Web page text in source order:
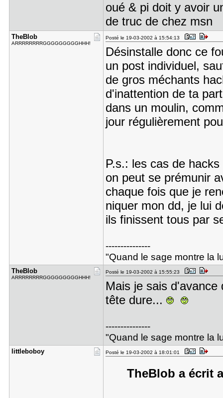
oué & pi doit y avoir
de truc de chez msn
TheBlob
ARRRRRRRRGGGGGGGGGHHH!
Posté le 19-03-2002 à 15:54:13
Désinstalle donc ce
un post individuel,
de gros méchants
d'inattention de ta
dans un moulin,
jour régulièrement
P.s.: les cas de
on peut se prémunir
chaque fois que je
niquer mon dd, je lui
ils finissent tous par
---------------
"Quand le sage montre la
TheBlob
ARRRRRRRRGGGGGGGGGHHH!
Posté le 19-03-2002 à 15:55:23
Mais je sais
tête dure...
---------------
"Quand le sage montre la
littlebobo​y Posté le 19-03-2002 à 18:01:01
TheBlob a écrit